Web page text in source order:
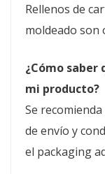
Rellenos de
moldeado son
¿Cómo
mi producto?
Se
de envío y
el packaging